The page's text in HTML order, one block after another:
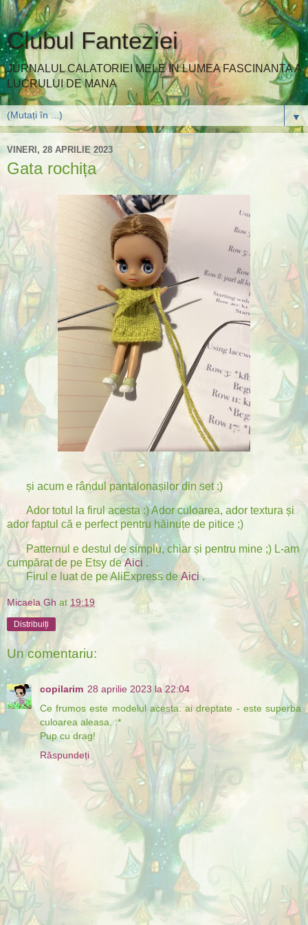
Clubul Fanteziei
JURNALUL CALATORIEI MELE IN LUMEA FASCINANTA A
LUCRULUI DE MANA
▼
VINERI, 28 APRILIE 2023
Gata rochița
și acum e rândul pantalonașilor din set :)
Ador totul la firul acesta :) Ador culoarea, ador textura și
ador faptul că e perfect pentru hăinuțe de pitice ;)
Patternul e destul de simplu, chiar și pentru mine ;) L-am
cumpărat de pe Etsy deAici .
Firul e luat de pe AliExpress deAici.
Micaela Gh at 19:19
Distribuiți
Un comentariu:
copilarim 28 aprilie 2023 la 22:04
Ce frumos este modelul acesta. ai dreptate - este superba
culoarea aleasa. :*
Pup cu drag!
Răspundeți